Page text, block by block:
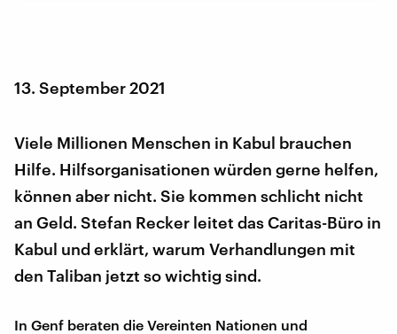
13. September 2021
Viele Millionen Menschen in Kabul brauchen
Hilfe. Hilfsorganisationen würden gerne helfen,
können aber nicht. Sie kommen schlicht nicht
an Geld. Stefan Recker leitet das Caritas-Büro in
Kabul und erklärt, warum Verhandlungen mit
den Taliban jetzt so wichtig sind.
In Genf beraten die Vereinten Nationen und